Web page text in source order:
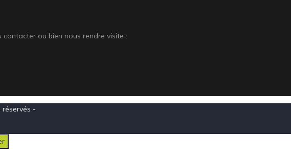
ou bien nous rendre visite :
-